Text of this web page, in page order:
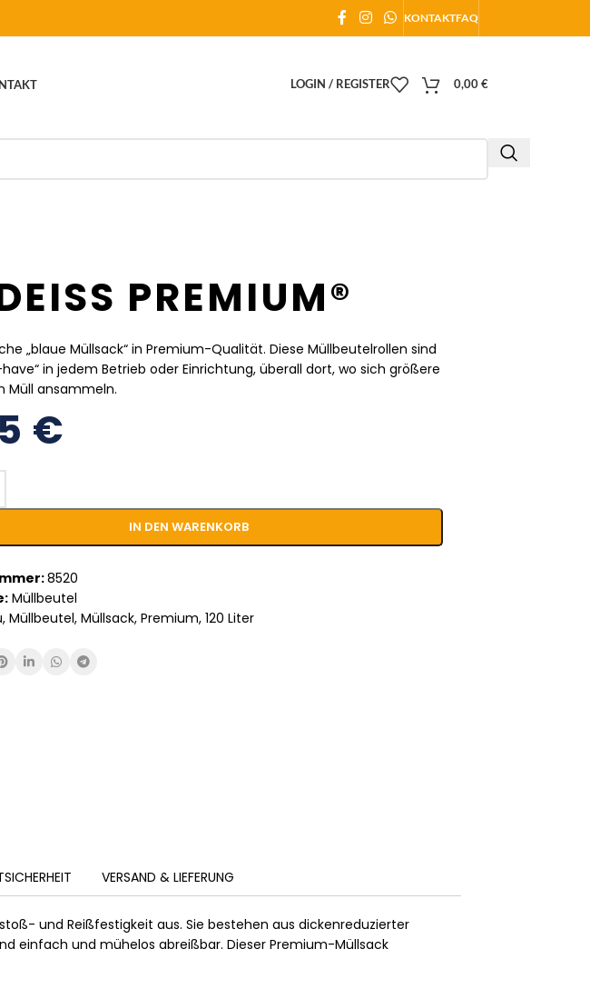
KONTAKTFAQ
LOGIN / REGISTER 0,00€
PREMIUM®
„blaue Müllsack“ in Premium-Qualität. Diese Müllbeutelrollen sind
in jedem Betrieb oder Einrichtung, überall dort, wo sich größere
Müll ansammeln.
€
IN DEN WARENKORB
8520
Müllbeutel
, Müllbeutel, Müllsack, Premium, 120 Liter
VERSAND & LIEFERUNG
und Reißfestigkeit aus. Sie bestehen aus dickenreduzierter
einfach und mühelos abreißbar. Dieser Premium-Müllsack